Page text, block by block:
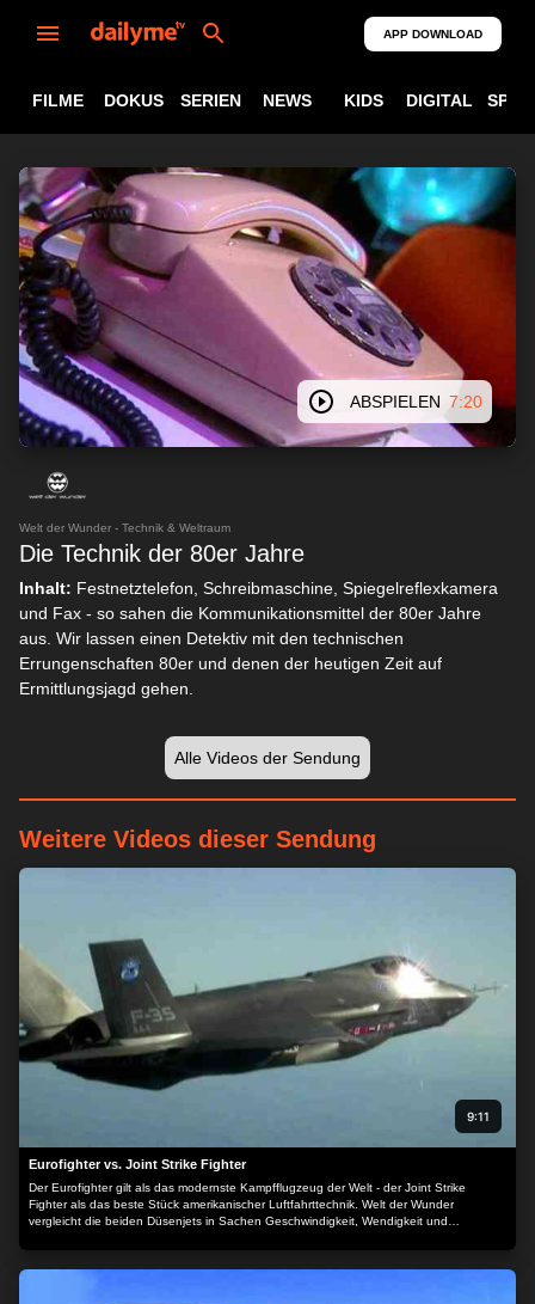
APP DOWNLOAD
FILME DOKUS SERIEN NEWS KIDS DIGITAL
ABSPIELEN 7:20
Welt der Wunder - Technik & Weltraum
Die Technik der 80er Jahre
Inhalt: Festnetztelefon, Schreibmaschine, Spiegelreflexkamera
und Fax - so sahen die Kommunikationsmittel der 80er Jahre
aus. Wir lassen einen Detektiv mit den technischen
Errungenschaften 80er und denen der heutigen Zeit auf
Ermittlungsjagd gehen.
Alle Videos der Sendung
Weitere Videos dieser Sendung
9:11
Eurofighter vs. Joint Strike Fighter
Der Eurofighter gilt als das modernste Kampfflugzeug der Welt - der Joint Strike
Fighter als das beste Stück amerikanischer Luftfahrttechnik. Welt der Wunder
vergleicht die beiden Düsenjets in Sachen Geschwindigkeit, Wendigkeit und